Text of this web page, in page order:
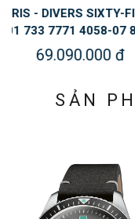
-
ORIS - AQUIS
7766 4150-
SẢN